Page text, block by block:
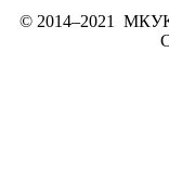
© 2014–2021